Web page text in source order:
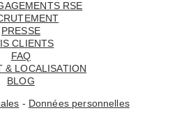
RSE
PRESSE
CLIENTS
FAQ
& LOCALISATION
BLOG
- Données personnelles